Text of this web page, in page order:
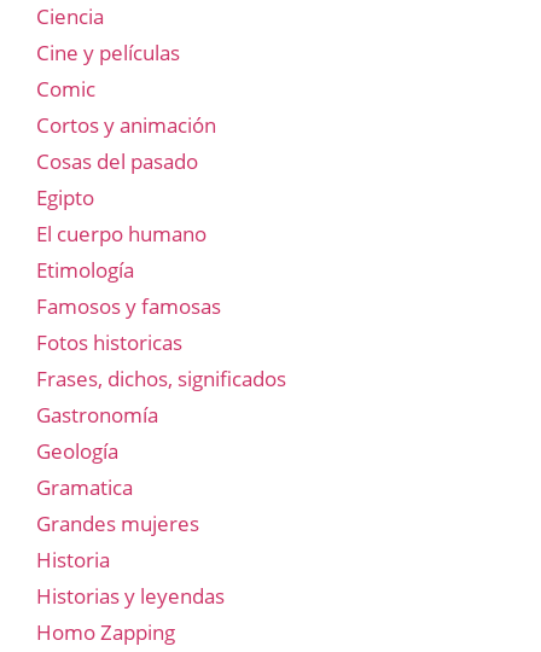
Ciencia
Cine y películas
Comic
Cortos y animación
Cosas del pasado
Egipto
El cuerpo humano
Etimología
Famosos y famosas
Fotos historicas
Frases, dichos, significados
Gastronomía
Geología
Gramatica
Grandes mujeres
Historia
Historias y leyendas
Homo Zapping